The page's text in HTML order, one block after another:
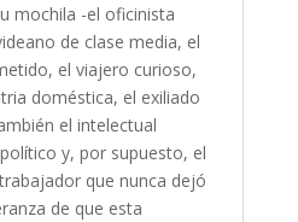
mochila -el oficinista
de clase media, el
el viajero curioso,
doméstica, el exiliado
el intelectual
y, por supuesto, el
que nunca dejó
de que esta